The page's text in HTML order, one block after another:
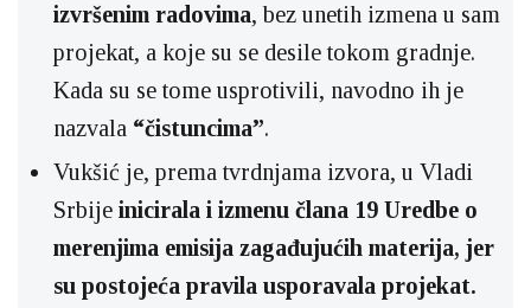
izvršenim radovima, bez unetih izmena u sam
projekat, a koje su se desile tokom gradnje.
Kada su se tome usprotivili, navodno ih je
nazvala “čistuncima”.
Vukšić je, prema tvrdnjama izvora, u Vladi
Srbije inicirala i izmenu člana 19 Uredbe o
merenjima emisija zagađujućih materija, jer
su postojeća pravila usporavala projekat.